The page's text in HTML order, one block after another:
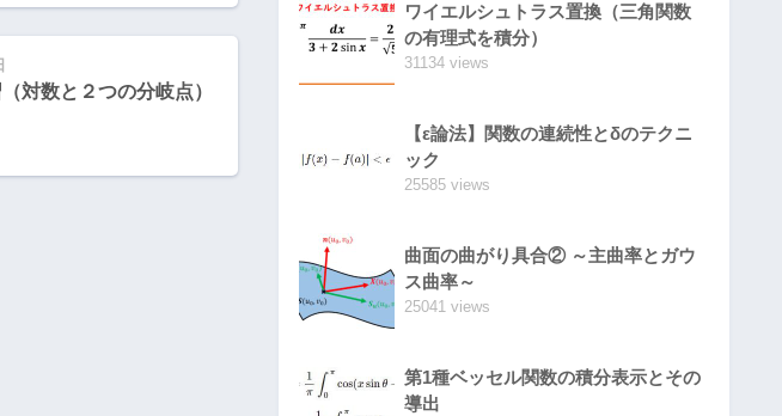
対数と２つの分岐点）
ワイエルシュトラス置換（三角関数
の有理式を積分）
31134 views
【ε論法】関数の連続性とδのテクニ
ック
25585 views
曲面の曲がり具合② ～主曲率とガウ
ス曲率～
25041 views
第1種ベッセル関数の積分表示とその
導出